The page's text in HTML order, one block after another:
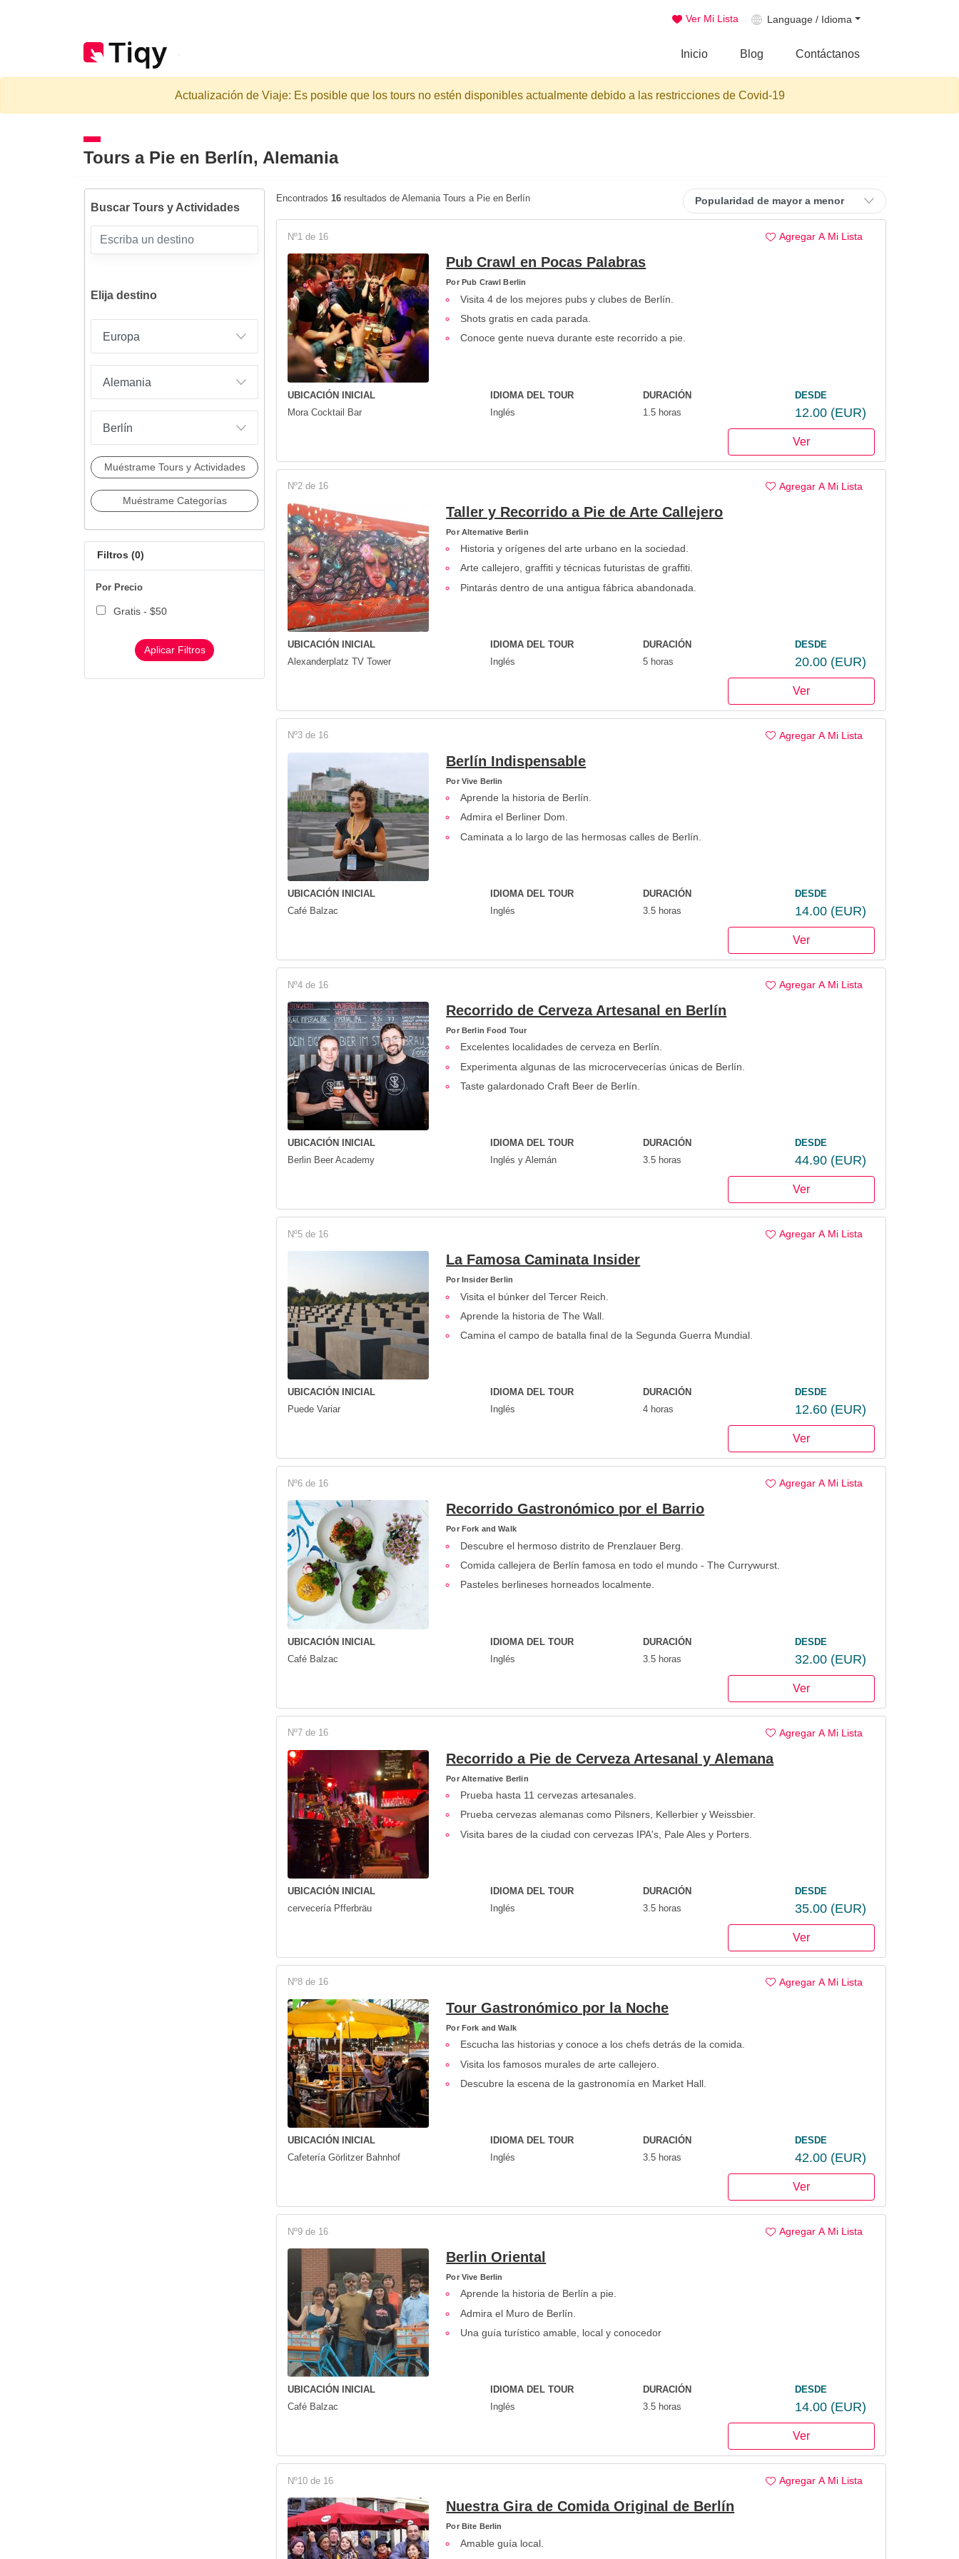
Ver Mi Lista Language / Idioma
Inicio Blog Contáctanos
Actualización de Viaje: Es posible que los tours no estén disponibles actualmente debido a las restricciones de Covid-19
Tours a Pie en Berlín, Alemania
Buscar Tours y Actividades
Elija destino
Muéstrame Tours y Actividades
Muéstrame Categorías
Encontrados 16 resultados de Alemania Tours a Pie en Berlín
Nº1 de 16 Agregar A Mi Lista
Pub Crawl en Pocas Palabras
PorPub Crawl Berlin
Visita 4 de los mejores pubs y clubes de Berlín.
Shots gratis en cada parada.
Conoce gente nueva durante este recorrido a pie.
UBICACIÓN INICIAL
Mora Cocktail Bar
IDIOMA DEL TOUR
Inglés
DURACIÓN
1.5 horas
DESDE
12.00 (EUR)
Ver
Nº2 de 16 Agregar A Mi Lista
Taller y Recorrido a Pie de Arte Callejero
PorAlternative Berlin
Historia y orígenes del arte urbano en la sociedad.
Arte callejero, graffiti y técnicas futuristas de graffiti.
Pintarás dentro de una antigua fábrica abandonada.
UBICACIÓN INICIAL
Alexanderplatz TV Tower
IDIOMA DEL TOUR
Inglés
DURACIÓN
5 horas
DESDE
20.00 (EUR)
Ver
Nº3 de 16 Agregar A Mi Lista
Berlín Indispensable
PorVive Berlin
Aprende la historia de Berlín.
Admira el Berliner Dom.
Caminata a lo largo de las hermosas calles de Berlín.
UBICACIÓN INICIAL
Café Balzac
IDIOMA DEL TOUR
Inglés
DURACIÓN
3.5 horas
DESDE
14.00 (EUR)
Ver
Nº4 de 16 Agregar A Mi Lista
Recorrido de Cerveza Artesanal en Berlín
PorBerlin Food Tour
Excelentes localidades de cerveza en Berlín.
Experimenta algunas de las microcervecerías únicas de Berlín.
Taste galardonado Craft Beer de Berlín.
UBICACIÓN INICIAL
Berlin Beer Academy
IDIOMA DEL TOUR
Inglés y Alemán
DURACIÓN
3.5 horas
DESDE
44.90 (EUR)
Ver
Nº5 de 16 Agregar A Mi Lista
La Famosa Caminata Insider
PorInsider Berlin
Visita el búnker del Tercer Reich.
Aprende la historia de The Wall.
Camina el campo de batalla final de la Segunda Guerra Mundial.
UBICACIÓN INICIAL
Puede Variar
IDIOMA DEL TOUR
Inglés
DURACIÓN
4 horas
DESDE
12.60 (EUR)
Ver
Nº6 de 16 Agregar A Mi Lista
Recorrido Gastronómico por el Barrio
PorFork and Walk
Descubre el hermoso distrito de Prenzlauer Berg.
Comida callejera de Berlín famosa en todo el mundo - The Currywurst.
Pasteles berlineses horneados localmente.
UBICACIÓN INICIAL
Café Balzac
IDIOMA DEL TOUR
Inglés
DURACIÓN
3.5 horas
DESDE
32.00 (EUR)
Ver
Nº7 de 16 Agregar A Mi Lista
Recorrido a Pie de Cerveza Artesanal y Alemana
PorAlternative Berlin
Prueba hasta 11 cervezas artesanales.
Prueba cervezas alemanas como Pilsners, Kellerbier y Weissbier.
Visita bares de la ciudad con cervezas IPA's, Pale Ales y Porters.
UBICACIÓN INICIAL
cervecería Pfferbräu
IDIOMA DEL TOUR
Inglés
DURACIÓN
3.5 horas
DESDE
35.00 (EUR)
Ver
Nº8 de 16 Agregar A Mi Lista
Tour Gastronómico por la Noche
PorFork and Walk
Escucha las historias y conoce a los chefs detrás de la comida.
Visita los famosos murales de arte callejero.
Descubre la escena de la gastronomía en Market Hall.
UBICACIÓN INICIAL
Cafetería Görlitzer Bahnhof
IDIOMA DEL TOUR
Inglés
DURACIÓN
3.5 horas
DESDE
42.00 (EUR)
Ver
Nº9 de 16 Agregar A Mi Lista
Berlin Oriental
PorVive Berlin
Aprende la historia de Berlín a pie.
Admira el Muro de Berlín.
Una guía turístico amable, local y conocedor
UBICACIÓN INICIAL
Café Balzac
IDIOMA DEL TOUR
Inglés
DURACIÓN
3.5 horas
DESDE
14.00 (EUR)
Ver
Nº10 de 16 Agregar A Mi Lista
Nuestra Gira de Comida Original de Berlín
PorBite Berlin
Amable guía local.
Filtros (0)
Por Precio
Gratis - $50
Aplicar Filtros